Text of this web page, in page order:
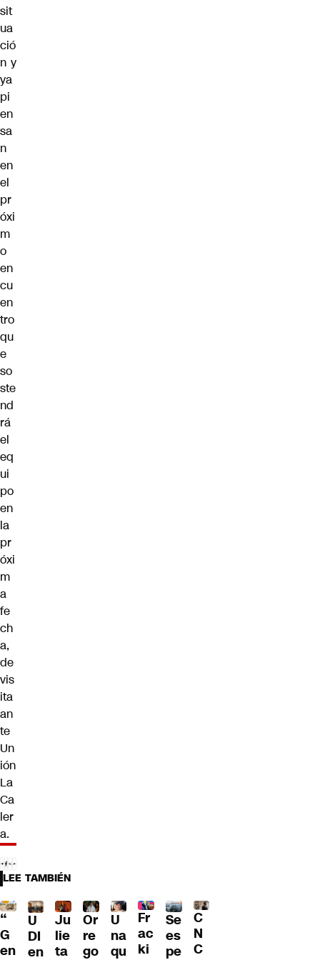
sit
ua
ció
n y
ya
pi
en
sa
n
en
el
pr
óxi
m
o
en
cu
en
tro
qu
e
so
ste
nd
rá
el
eq
ui
po
en
la
pr
óxi
m
a
fe
ch
a,
de
vis
ita
an
te
Un
ión
La
Ca
ler
a.
LEE TAMBIÉN
“
G
en
U
DI
en
Ju
lie
ta
Or
re
go
U
na
qu
Fr
ac
ki
Se
es
pe
C
N
C